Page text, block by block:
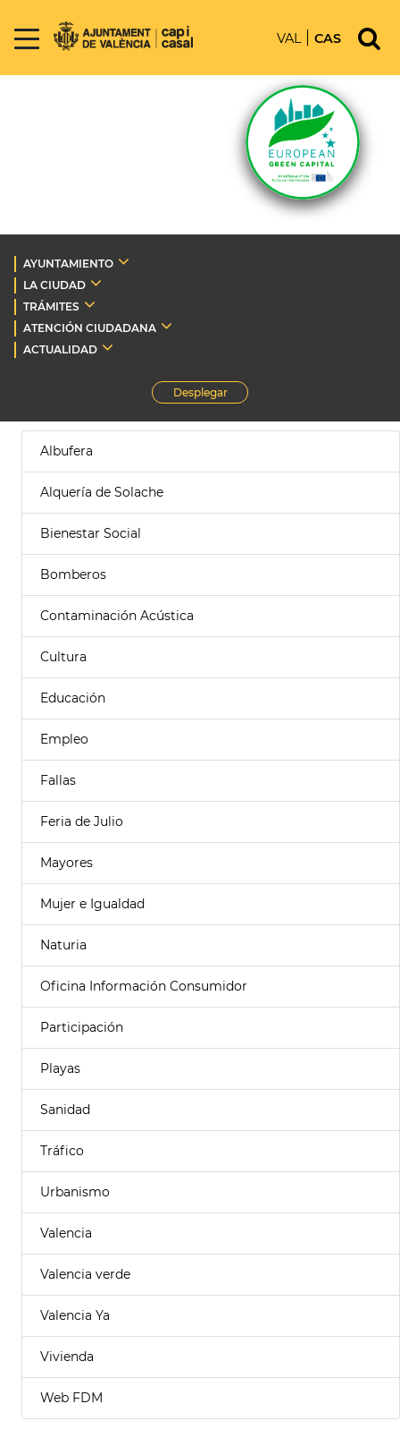
VAL CAS
AYUNTAMIENTO
LA CIUDAD
TRÁMITES
ATENCIÓN CIUDADANA
ACTUALIDAD
Desplegar
Albufera
Alquería de Solache
Bienestar Social
Bomberos
Contaminación Acústica
Cultura
Educación
Empleo
Fallas
Feria de Julio
Mayores
Mujer e Igualdad
Naturia
Oficina Información Consumidor
Participación
Playas
Sanidad
Tráfico
Urbanismo
Valencia
Valencia verde
Valencia Ya
Vivienda
Web FDM